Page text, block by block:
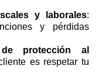
y laborales:
y pérdidas
protección al
es respetar tu